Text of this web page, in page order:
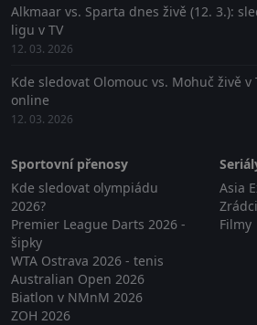
Alkmaar vs. Sparta dnes živě (12. 3.):
ligu v TV
12. 03. 2026
Kde sledovat Olomouc vs. Mohuč živě v
online
12. 03. 2026
Sportovní přenosy
Kde sledovat olympiádu
2026?
Premier League Darts 2026 -
šipky
WTA Ostrava 2026 - tenis
Australian Open 2026
Biatlon v NMnM 2026
ZOH 2026
Asia
Filmy